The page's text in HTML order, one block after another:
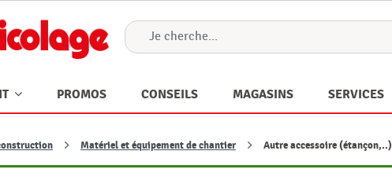
PROMOS CONSEILS MAGASINS SERVICES
Matériel et équipement de chantier Autre accessoire (étançon,..)